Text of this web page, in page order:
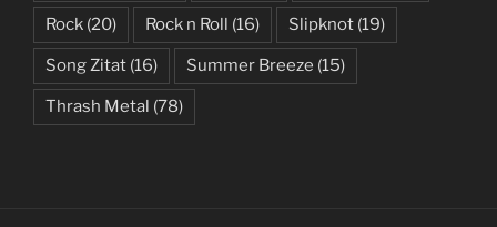
Rock (20) Rock n Roll (16) Slipknot (19)
Song Zitat (16) Summer Breeze (15)
Thrash Metal (78)